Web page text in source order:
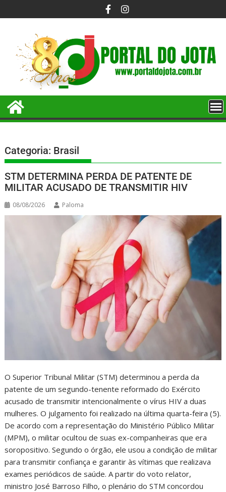
Categoria: Brasil
STM DETERMINA PERDA DE PATENTE DE
MILITAR ACUSADO DE TRANSMITIR HIV
08/08/2026 Paloma
O Superior Tribunal Militar (STM) determinou a perda da
patente de um segundo-tenente reformado do Exército
acusado de transmitir intencionalmente o vírus HIV a duas
mulheres. O julgamento foi realizado na última quarta-feira (5).
De acordo com a representação do Ministério Público Militar
(MPM), o militar ocultou de suas ex-companheiras que era
soropositivo. Segundo o órgão, ele usou a condição de militar
para transmitir confiança e garantir às vítimas que realizava
exames periódicos de saúde. A partir do voto relator,
ministro José Barroso Filho, o plenário do STM concordou